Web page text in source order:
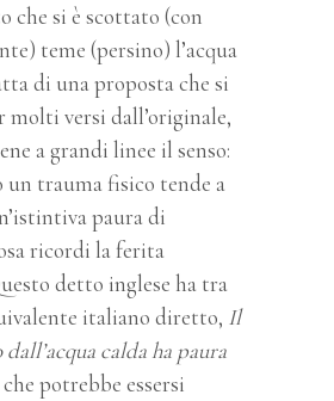
che si è scottato (con
teme (persino) l’acqua
di una proposta che si
molti versi dall’originale,
a grandi linee il senso:
un trauma fisico tende a
paura di
ricordi la ferita
detto inglese ha tra
italiano diretto, Il
calda ha paura
che potrebbe essersi